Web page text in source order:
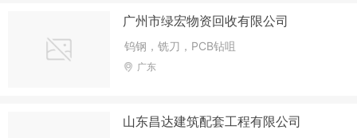
广州市绿宏物资回收有限公司
钨钢，铣刀，PCB钻咀
广东
山东昌达建筑配套工程有限公司